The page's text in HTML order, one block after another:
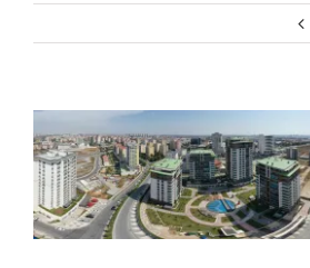
İstanbul
KahramanMaraş
Okul
Otel
Larger
Image